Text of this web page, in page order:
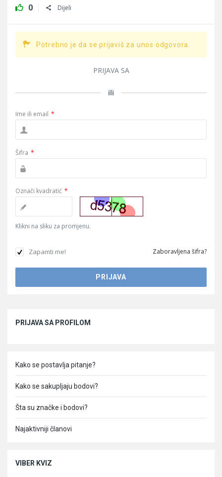
0 Dijeli
Potrebno je da se prijaviš za unos odgovora.
PRIJAVA SA
ili
Ime ili email *
Šifra *
Označi kvadratić *
Klikni na sliku za promjenu.
Zapamti me! Zaboravljena šifra?
PRIJAVA SA PROFILOM
Kako se postavlja pitanje?
Kako se sakupljaju bodovi?
Šta su značke i bodovi?
Najaktivniji članovi
VIBER KVIZ